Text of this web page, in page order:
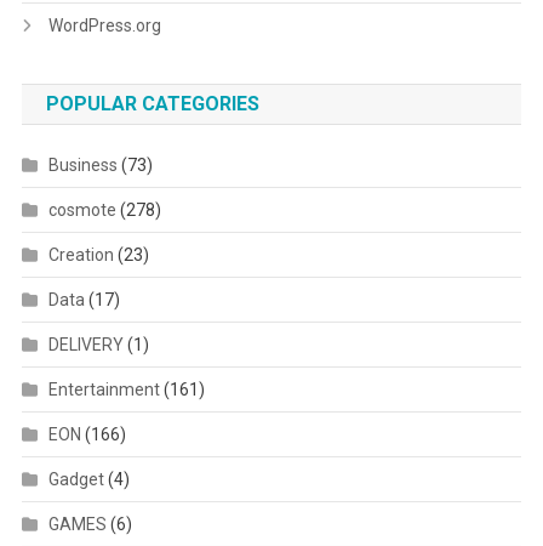
WordPress.org
POPULAR CATEGORIES
Business (73)
cosmote (278)
Creation (23)
Data(17)
DELIVERY(1)
Entertainment(161)
EON (166)
Gadget(4)
GAMES (6)